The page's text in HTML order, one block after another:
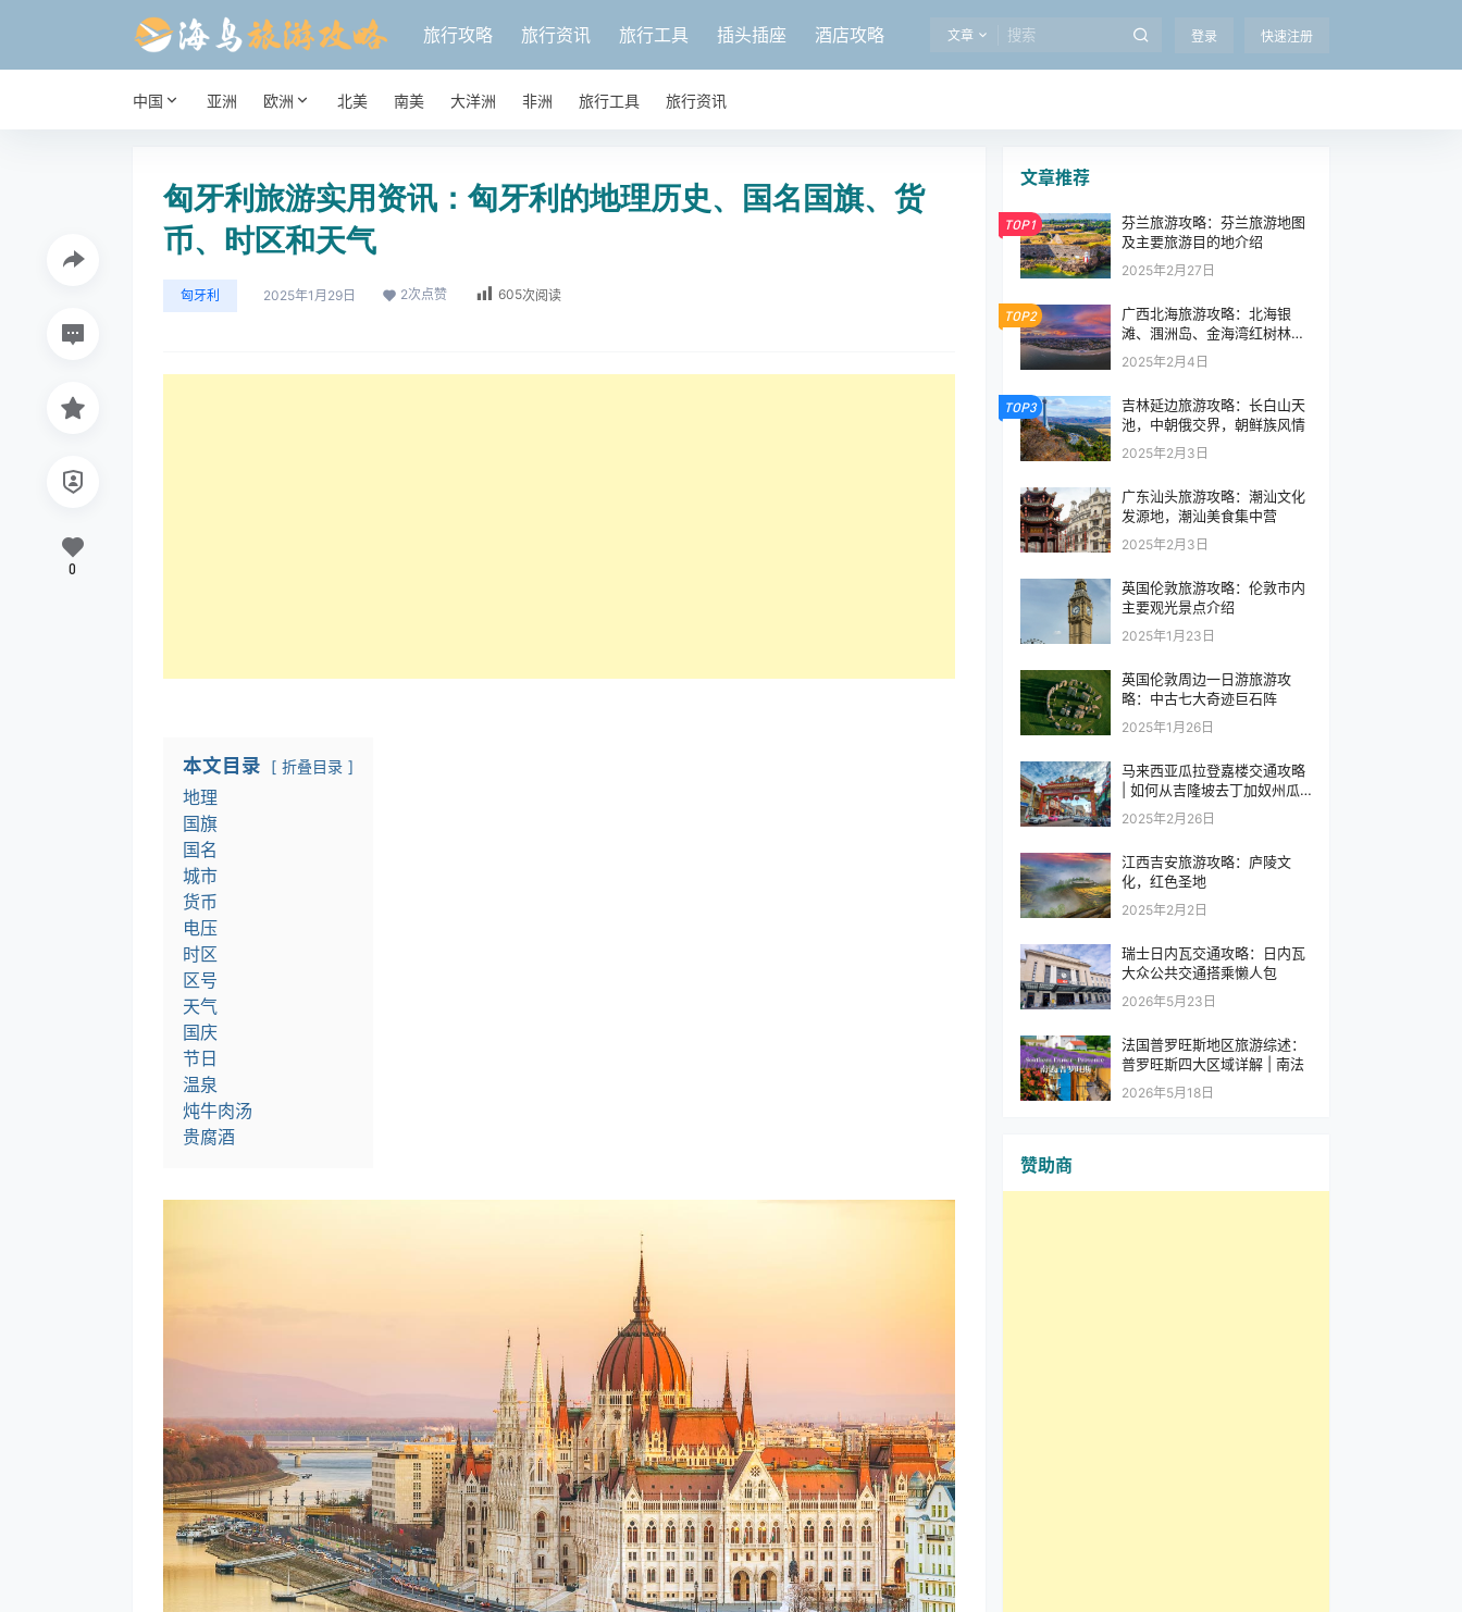
旅行攻略 旅行资讯 旅行工具 插头插座 酒店攻略 文章 登录 快速注册
中国 亚洲 欧洲 北美 南美 大洋洲 非洲 旅行工具 旅行资讯
匈牙利旅游实用资讯：匈牙利的地理历史、国名国旗、货
币、时区和天气
匈牙利 2025年1月29日 2次点赞 605次阅读
本文目录 折叠目录
地理
国旗
国名
城市
货币
电压
时区
区号
天气
国庆
节日
温泉
炖牛肉汤
贵腐酒
0
文章推荐
TOP1
芬兰旅游攻略：芬兰旅游地图
及主要旅游目的地介绍
2025年2月27日
TOP2
广西北海旅游攻略：北海银
滩、涠洲岛、金海湾红树林生
态旅游区
2025年2月4日
TOP3
吉林延边旅游攻略：长白山天
池，中朝俄交界，朝鲜族风情
2025年2月3日
广东汕头旅游攻略：潮汕文化
发源地，潮汕美食集中营
2025年2月3日
英国伦敦旅游攻略：伦敦市内
主要观光景点介绍
2025年1月23日
英国伦敦周边一日游旅游攻
略：中古七大奇迹巨石阵
2025年1月26日
马来西亚瓜拉登嘉楼交通攻略
| 如何从吉隆坡去丁加奴州瓜
拉登嘉楼
2025年2月26日
江西吉安旅游攻略：庐陵文
化，红色圣地
2025年2月2日
瑞士日内瓦交通攻略：日内瓦
大众公共交通搭乘懒人包
2026年5月23日
法国普罗旺斯地区旅游综述：
普罗旺斯四大区域详解 | 南法
2026年5月18日
赞助商